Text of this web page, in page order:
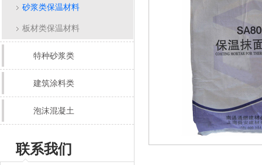
砂浆类保温材料
板材类保温材料
特种砂浆类
建筑涂料类
泡沫混凝土
联系我们